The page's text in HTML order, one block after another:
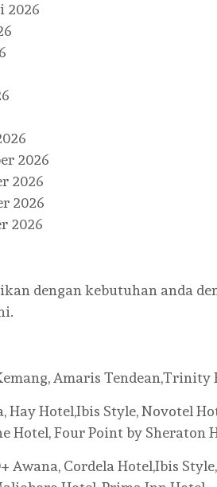
2026
2026
2026
2026
2026
dengan kebutuhan anda
Amaris Tendean,Trinity
Hotel,Ibis Style, Novotel
Hotel, Four Point by Sheraton
Awana, Cordela Hotel,Ibis